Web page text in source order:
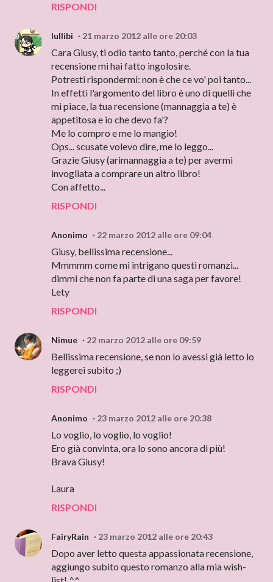
RISPONDI
lullibi 21 marzo 2012 alle ore 20:03
Cara Giusy, ti odio tanto tanto, perché con la tua
recensione mi hai fatto ingolosire.
Potresti rispondermi: non è che ce vo' poi tanto...
In effetti l'argomento del libro è uno di quelli che
mi piace, la tua recensione (mannaggia a te) è
appetitosa e io che devo fa'?
Me lo compro e me lo mangio!
Ops... scusate volevo dire, me lo leggo...
Grazie Giusy (arimannaggia a te) per avermi
invogliata a comprare un altro libro!
Con affetto...
RISPONDI
Anonimo 22 marzo 2012 alle ore 09:04
Giusy, bellissima recensione...
Mmmmm come mi intrigano questi romanzi...
dimmi che non fa parte di una saga per favore!
Lety
RISPONDI
Nimue 22 marzo 2012 alle ore 09:59
Bellissima recensione, se non lo avessi già letto lo
leggerei subito ;)
RISPONDI
Anonimo 23 marzo 2012 alle ore 20:38
Lo voglio, lo voglio, lo voglio!
Ero già convinta, ora lo sono ancora di più!
Brava Giusy!
Laura
RISPONDI
FairyRain 23 marzo 2012 alle ore 20:43
Dopo aver letto questa appassionata recensione,
aggiungo subito questo romanzo alla mia wish-